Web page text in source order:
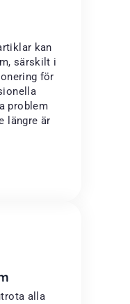
kan
särskilt i
för
problem
längre är
alla